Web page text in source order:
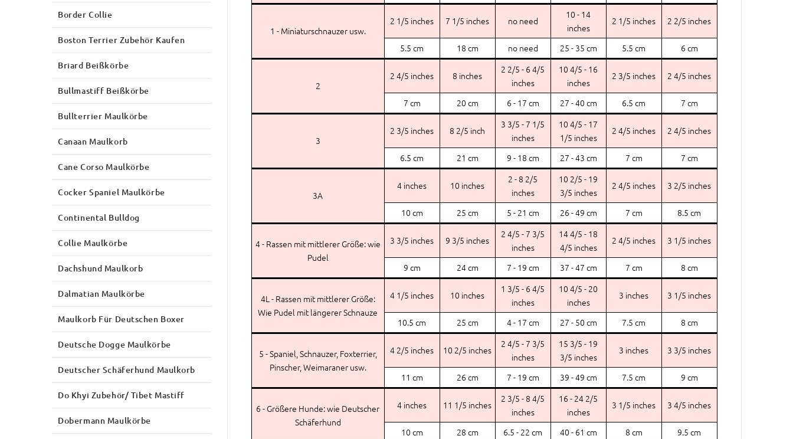
1 - Miniaturschnauzer usw.
2 1/5 inches 7 1/5 inches no need
10 - 14
inches
2 1/5 inches 2 2/5 inches
5.5 cm 18 cm no need 25 - 35 cm 5.5 cm 6 cm
2
2 4/5 inches 8 inches
2 2/5 - 6 4/5
inches
10 4/5 - 16
inches
2 3/5 inches 2 4/5 inches
7 cm 20 cm 6 - 17 cm 27 - 40 cm 6.5 cm 7 cm
3
2 3/5 inches 8 2/5 inch
3 3/5 - 7 1/5
inches
10 4/5 - 17
1/5 inches
2 4/5 inches 2 4/5 inches
6.5 cm 21 cm 9 - 18 cm 27 - 43 cm 7 cm 7 cm
3A
4 inches 10 inches
2 - 8 2/5
inches
10 2/5 - 19
3/5 inches
2 4/5 inches 3 2/5 inches
10 cm 25 cm 5 - 21 cm 26 - 49 cm 7 cm 8.5 cm
4 - Rassen mit mittlerer Größe: wie
Pudel
3 3/5 inches 9 3/5 inches
2 4/5 - 7 3/5
inches
14 4/5 - 18
4/5 inches
2 4/5 inches 3 1/5 inches
9 cm 24 cm 7 - 19 cm 37 - 47 cm 7 cm 8 cm
4L - Rassen mit mittlerer Größe:
Wie Pudel mit längerer Schnauze
4 1/5 inches 10 inches
1 3/5 - 6 4/5
inches
10 4/5 - 20
inches
3 inches 3 1/5 inches
10.5 cm 25 cm 4 - 17 cm 27 - 50 cm 7.5 cm 8 cm
5 - Spaniel, Schnauzer, Foxterrier,
Pinscher, Weimaraner usw.
4 2/5 inches 10 2/5 inches
2 4/5 - 7 3/5
inches
15 3/5 - 19
3/5 inches
3 inches 3 3/5 inches
11 cm 26 cm 7 - 19 cm 39 - 49 cm 7.5 cm 9 cm
6 - Größere Hunde: wie Deutscher
Schäferhund
4 inches 11 1/5 inches
2 3/5 - 8 4/5
inches
16 - 24 2/5
inches
3 1/5 inches 3 4/5 inches
10 cm 28 cm 6.5 - 22 cm 40 - 61 cm 8 cm 9.5 cm
Border Collie
Boston Terrier Zubehör Kaufen
Briard Beißkörbe
Bullmastiff Beißkörbe
Bullterrier Maulkörbe
Canaan Maulkorb
Cane Corso Maulkörbe
Cocker Spaniel Maulkörbe
Continental Bulldog
Collie Maulkörbe
Dachshund Maulkorb
Dalmatian Maulkörbe
Maulkorb Für Deutschen Boxer
Deutsche Dogge Maulkörbe
Deutscher Schäferhund Maulkorb
Do Khyi Zubehör/ Tibet Mastiff
Dobermann Maulkörbe